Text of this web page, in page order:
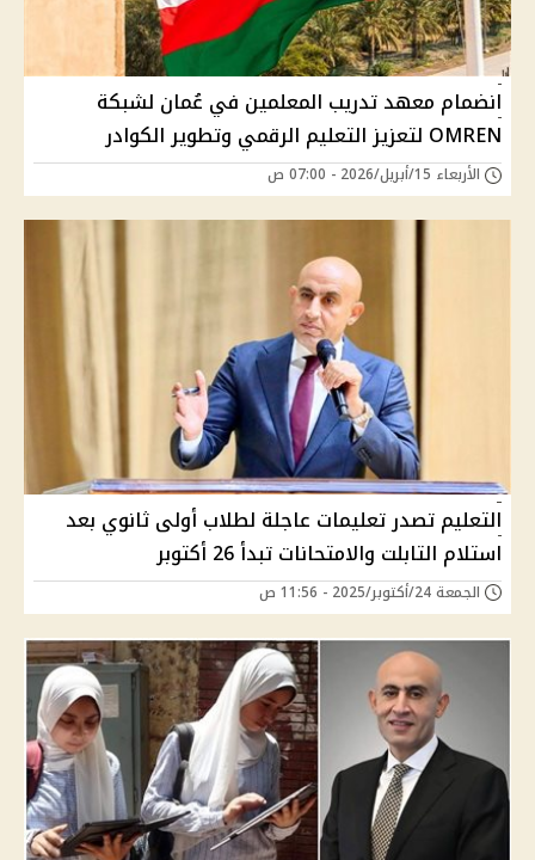
انضمام معهد تدريب المعلمين في عُمان لشبكة
OMREN لتعزيز التعليم الرقمي وتطوير الكوادر
الأربعاء 15/أبريل/2026 - 07:00 ص
التعليم تصدر تعليمات عاجلة لطلاب أولى ثانوي بعد
استلام التابلت والامتحانات تبدأ 26 أكتوبر
الجمعة 24/أكتوبر/2025 - 11:56 ص